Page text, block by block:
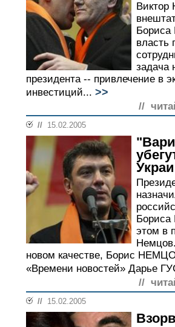
Виктор
Бориса
власть
задача
президента -- привлечение в
инвестиций... >>
//
// 15.02.2005
Бориса
этом в
новом качестве, Борис
«Времени новостей» Дарье
//
// 15.02.2005